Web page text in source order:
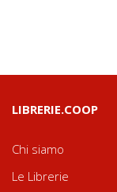
LIBRERIE.COOP
Chi siamo
Le Librerie